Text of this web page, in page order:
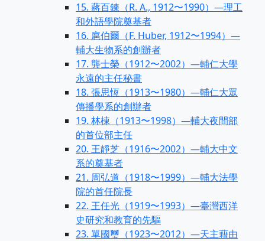
15. 蔣百鍊（R. A., 1912〜1990）—理工
和外語學院奠基者
16. 扈伯爾（F. Huber, 1912〜1994）—
輔大生物系的創辦者
17. 龔士榮（1912〜2002）—輔仁大學
永遠的主任秘書
18. 張思恆（1913〜1980）—輔仁大眾
傳播學系的創辦者
19. 林棟（1913〜1998）—輔大夜間部
的首位部主任
20. 王靜芝（1916〜2002）—輔大中文
系的奠基者
21. 周弘道（1918〜1999）—輔大法學
院的首任院長
22. 王任光（1919〜1993）—臺灣西洋
史研究和教育的先驅
23. 單國璽（1923〜2012）—天主藉由